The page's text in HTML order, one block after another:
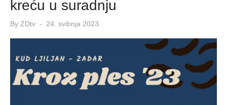
kreću u suradnju
By ZDtv
Posted
24. svibnja 2023.